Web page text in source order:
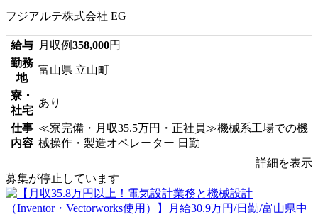
フジアルテ株式会社 EG
給与 月収例358,000円
勤務
地
富山県 立山町
寮・
社宅
あり
仕事
内容
≪寮完備・月収35.5万円・正社員≫機械系工場での機
械操作・製造オペレーター 日勤
詳細を表示
募集が停止しています